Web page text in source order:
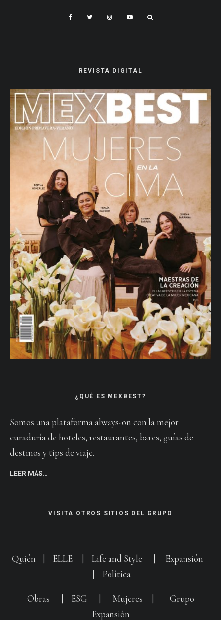
REVISTA DIGITAL
¿QUÉ ES MEXBEST?
Somos una plataforma always-on con la mejor
curaduría de hoteles, restaurantes, bares, guías de
destinos y tips de viaje.
LEER MÁS…
VISITA OTROS SITIOS DEL GRUPO
Quién ELLE Life and Style
Expansión
Política
Obras ESG Mujeres
Grupo
Expansión